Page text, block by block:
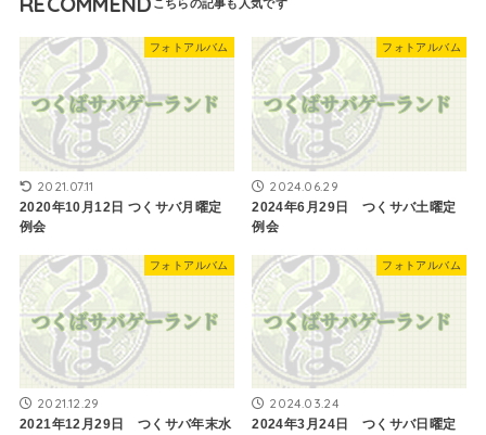
フォトアルバム
2021.07.11
2020年10月12日 つくサバ月曜定
例会
フォトアルバム
2024.06.29
2024年6月29日 つくサバ土曜定
例会
フォトアルバム
2021.12.29
2021年12月29日 つくサバ年末水
フォトアルバム
2024.03.24
2024年3月24日 つくサバ日曜定